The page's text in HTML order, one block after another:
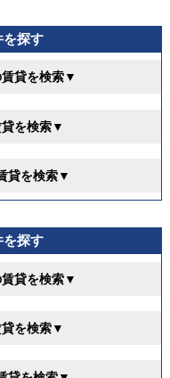
を探す
貸を検索▼
を検索▼
貸を検索▼
を探す
貸を検索▼
を検索▼